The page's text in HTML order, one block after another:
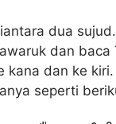
dua sujud.
dan baca
kana dan ke kiri.
seperti